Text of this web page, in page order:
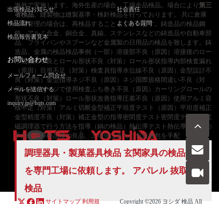
海外で実施します。海外生産の場合、工場全品検品。場合により 第三
者検品。縫製物は縫製基準・検針検品を行っております。 共に倉庫
出荷管理の場合は、再検品することもございます。鋳造品の検品鋼
鉄、アルミ合金、銅合金、真鍮、ステンレスなどの鋳造品や自動車部
品、フライパンやスプーンなど金属製の日用品の検品を致します。鋳
造品、金属の検品検品事例（一部）溶接部不良（原因）溶接後のロー
ル機械の不良とロール形状不良（対策）ロール形状指導内部検査漏れ
（原因）目視不足（対策）検査員指導水位線不良（原因）金型設計不
良（対策）金型指導ネジ不良（原因）ネジ国際規格間違い不良（対
策）ネジゲージで使用検査ふち巻き不良（原因）カーリングロールの
形状不良（対策）ロール形状改善指導圧着不良（原因）使用アルミ容
積不足（対策）アルミ切断金型補正平坦度テスト（原因）平坦度補正
金型精度不良（対策）補正金型の指導密閉度テスト密閉度テストを電
磁調理器で行う方法を指導（鍋の検品）熱伝導テスト熱伝導テストの
手法を指導検品後の良品、工場側は直ちに包装梱包を手配
調理器具・製菓器具検品 玄関家具の検品代行
を専門工場に依頼します。 アパレル 抜取り
検品
出張検品お知らせ
検品流れ
検品報告書見本
社会責任
よくある質問
お問い合わせ
メールフォーム問合せ
メールを送信する
inquiry.jp@hqts.com
050-5840-2657
お問い合わせ
サイトマップ 利用規 Copyright ©2026 ヨシダ 検品 All